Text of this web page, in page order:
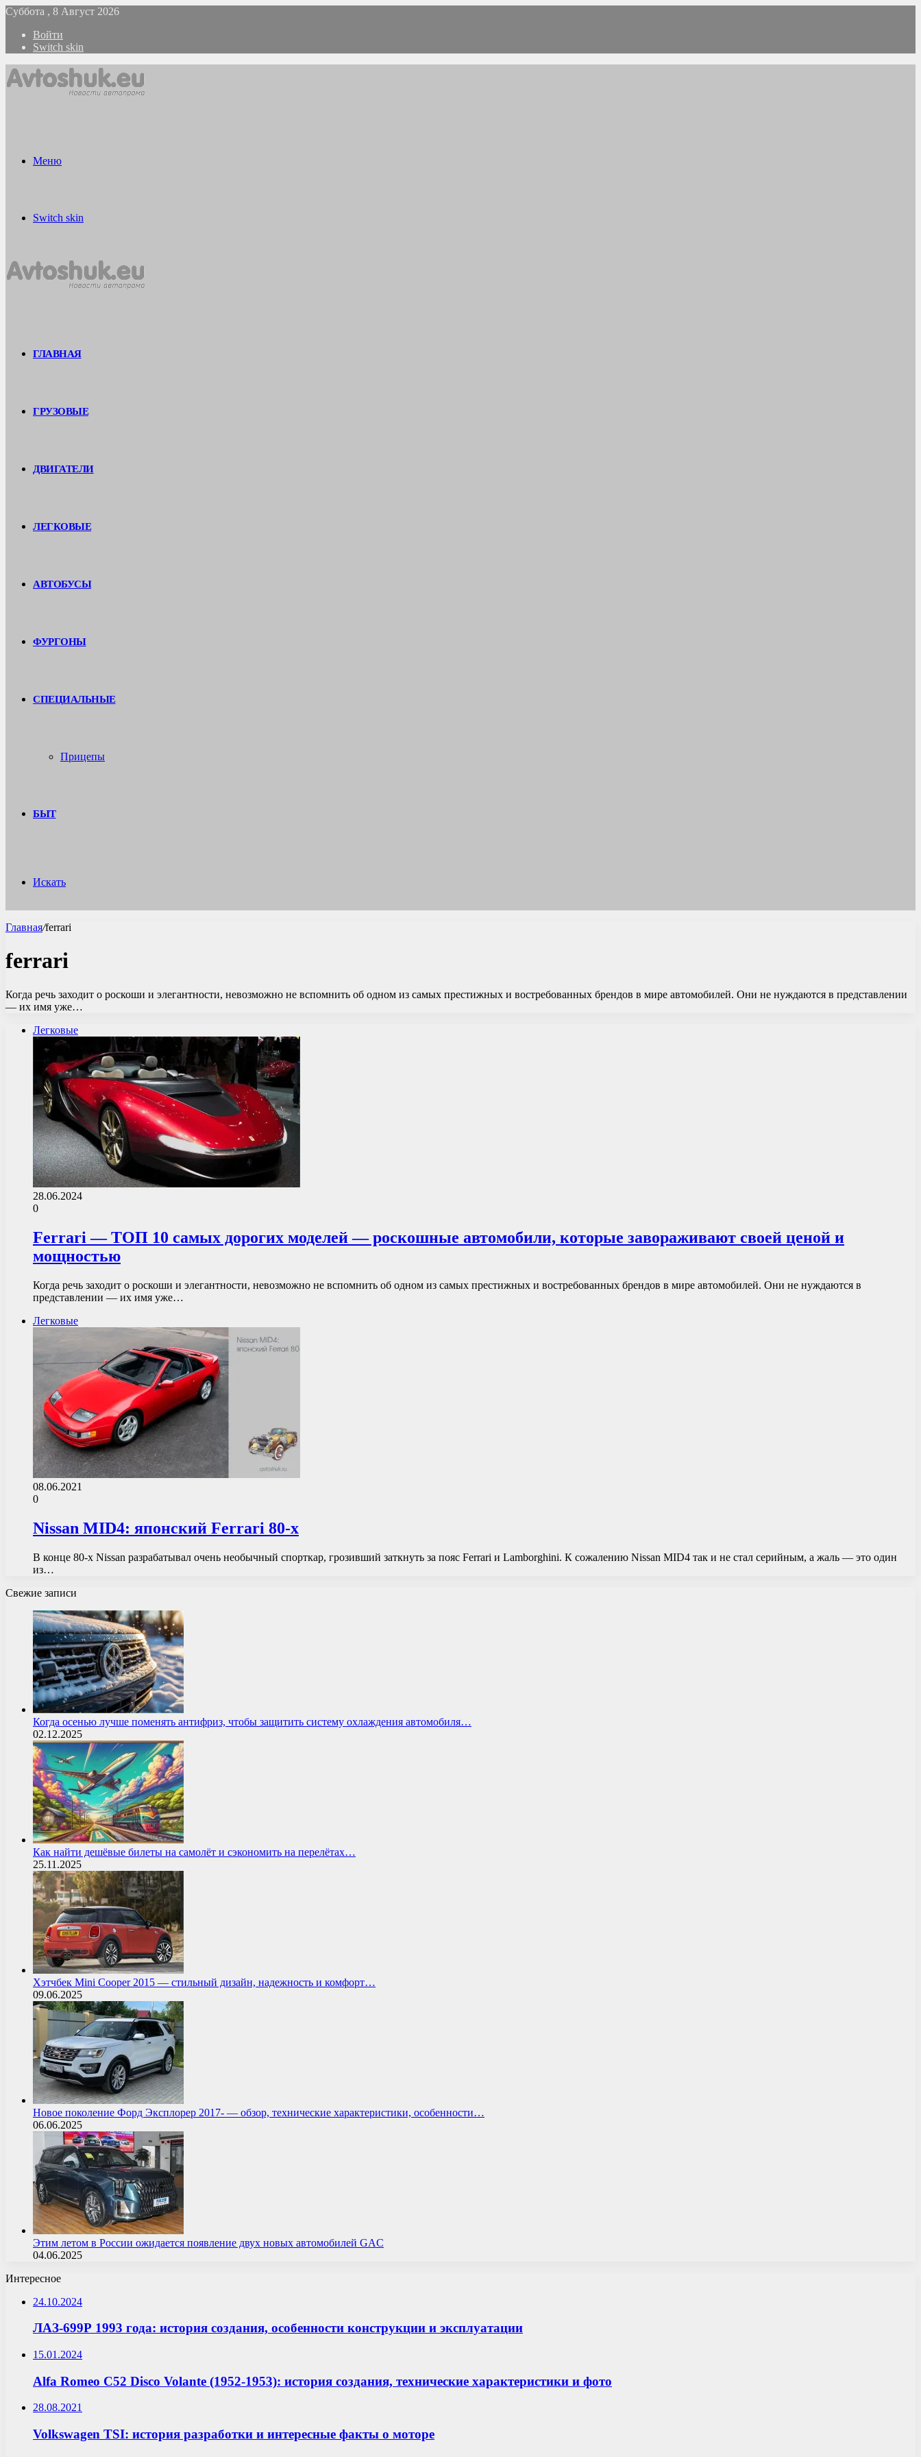
Суббота , 8 Август 2026
Войти
Switch skin
Меню
Switch skin
ГЛАВНАЯ
ГРУЗОВЫЕ
ДВИГАТЕЛИ
ЛЕГКОВЫЕ
АВТОБУСЫ
ФУРГОНЫ
СПЕЦИАЛЬНЫЕ
Прицепы
БЫТ
Искать
Главная/ferrari
ferrari
Когда речь заходит о роскоши и элегантности, невозможно не вспомнить об одном из самых престижных и востребованных брендов в мире автомобилей. Они не нуждаются в представлении
— их имя уже…
Легковые
28.06.2024
0
Ferrari — ТОП 10 самых дорогих моделей — роскошные автомобили, которые завораживают своей ценой и
мощностью
Когда речь заходит о роскоши и элегантности, невозможно не вспомнить об одном из самых престижных и востребованных брендов в мире автомобилей. Они не нуждаются в
представлении — их имя уже…
Легковые
08.06.2021
0
Nissan MID4: японский Ferrari 80-х
В конце 80-х Nissan разрабатывал очень необычный спорткар, грозивший заткнуть за пояс Ferrari и Lamborghini. К сожалению Nissan MID4 так и не стал серийным, а жаль — это один
из…
Свежие записи
Когда осенью лучше поменять антифриз, чтобы защитить систему охлаждения автомобиля…
02.12.2025
Как найти дешёвые билеты на самолёт и сэкономить на перелётах…
25.11.2025
Хэтчбек Mini Cooper 2015 — стильный дизайн, надежность и комфорт…
09.06.2025
Новое поколение Форд Эксплорер 2017- — обзор, технические характеристики, особенности…
06.06.2025
Этим летом в России ожидается появление двух новых автомобилей GAC
04.06.2025
Интересное
24.10.2024
ЛАЗ-699Р 1993 года: история создания, особенности конструкции и эксплуатации
15.01.2024
Alfa Romeo C52 Disco Volante (1952-1953): история создания, технические характеристики и фото
28.08.2021
Volkswagen TSI: история разработки и интересные факты о моторе